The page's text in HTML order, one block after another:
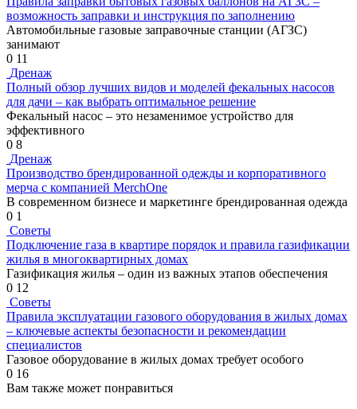
возможность заправки и инструкция по заполнению
Автомобильные газовые заправочные станции (АГЗС)
занимают
0 11
Дренаж
Полный обзор лучших видов и моделей фекальных насосов
для дачи – как выбрать оптимальное решение
Фекальный насос – это незаменимое устройство для
эффективного
0 8
Дренаж
Производство брендированной одежды и корпоративного
мерча с компанией MerchOne
В современном бизнесе и маркетинге брендированная одежда
0 1
Советы
Подключение газа в квартире порядок и правила газификации
жилья в многоквартирных домах
Газификация жилья – один из важных этапов обеспечения
0 12
Советы
Правила эксплуатации газового оборудования в жилых домах
– ключевые аспекты безопасности и рекомендации
специалистов
Газовое оборудование в жилых домах требует особого
0 16
Вам также может понравиться